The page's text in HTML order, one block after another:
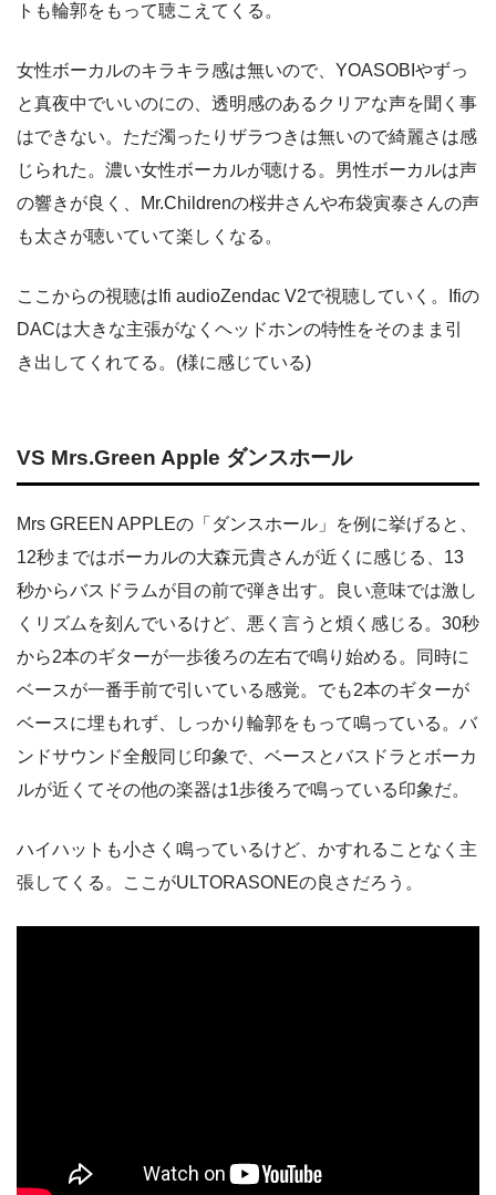
トも輪郭をもって聴こえてくる。
女性ボーカルのキラキラ感は無いので、YOASOBIやずっ
と真夜中でいいのにの、透明感のあるクリアな声を聞く事
はできない。ただ濁ったりザラつきは無いので綺麗さは感
じられた。濃い女性ボーカルが聴ける。男性ボーカルは声
の響きが良く、Mr.Childrenの桜井さんや布袋寅泰さんの声
も太さが聴いていて楽しくなる。
ここからの視聴はIfi audioZendac V2で視聴していく。Ifiの
DACは大きな主張がなくヘッドホンの特性をそのまま引
き出してくれてる。(様に感じている)
VS Mrs.Green Apple ダンスホール
Mrs GREEN APPLEの「ダンスホール」を例に挙げると、
12秒まではボーカルの大森元貴さんが近くに感じる、13
秒からバスドラムが目の前で弾き出す。良い意味では激し
くリズムを刻んでいるけど、悪く言うと煩く感じる。30秒
から2本のギターが一歩後ろの左右で鳴り始める。同時に
ベースが一番手前で引いている感覚。でも2本のギターが
ベースに埋もれず、しっかり輪郭をもって鳴っている。バ
ンドサウンド全般同じ印象で、ベースとバスドラとボーカ
ルが近くてその他の楽器は1歩後ろで鳴っている印象だ。
ハイハットも小さく鳴っているけど、かすれることなく主
張してくる。ここがULTORASONEの良さだろう。